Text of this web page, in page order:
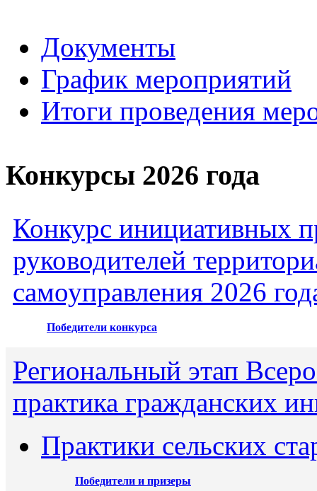
Документы
График мероприятий
Итоги проведения
Конкурсы 2026 года
Конкурс инициативных
руководителей
самоуправления 2026
Победители конкурса
Региональный этап
практика гражданских
Практики сельских
Победители и призеры